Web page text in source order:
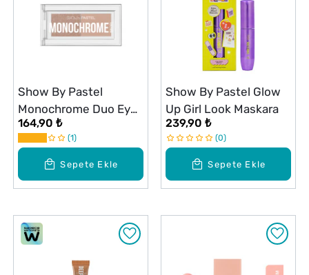
Sepete Ekle
Show By Pastel
Monochrome Duo Eyes
İkili Far Paleti 21
Natural Beauty
164,90 ₺
1
Sepete Ekle
Show By Pastel Glow
Up Girl Look Maskara
239,90 ₺
0